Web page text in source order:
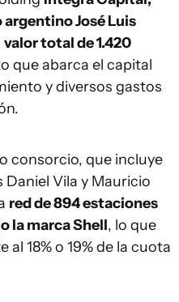
José Luis
valor total de 1.420
que abarca el capital
y diversos gastos
consorcio, que incluye
Vila y Mauricio
red de 894 estaciones
la marca Shell, lo que
18% o 19% de la cuota